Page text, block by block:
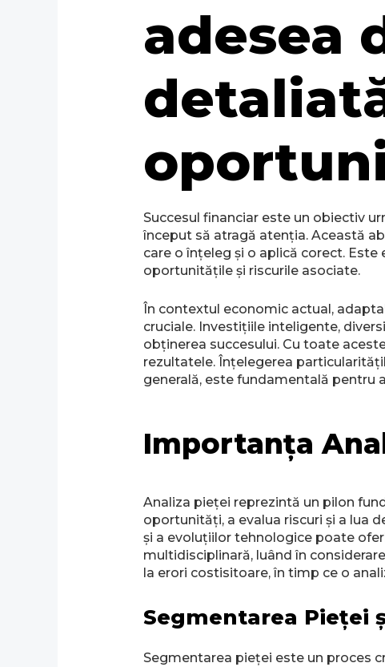
adesea
Succesul financiar este un obiectiv
început să atragă atenția. Această
care o înțeleg și o aplică corect.
oportunitățile și riscurile asociate.
În contextul economic actual,
cruciale. Investițiile inteligente,
obținerea succesului. Cu toate
rezultatele. Înțelegerea
generală, este fundamentală pentru
Importanța
Analiza pieței reprezintă un pilon
oportunități, a evalua riscuri și a lua
și a evoluțiilor tehnologice poate
multidisciplinară, luând în
la erori costisitoare, în timp ce o
Segmentarea Pieței
Segmentarea pieței este un proces